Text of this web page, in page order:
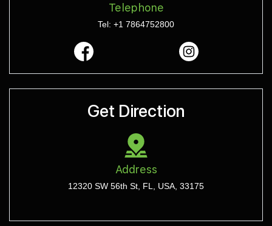
Telephone
Tel: +1 7864752800
Get Direction
Address
12320 SW 56th St, FL, USA, 33175